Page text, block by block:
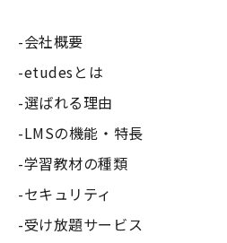
会社概要
etudesとは
選ばれる理由
LMSの機能・特長
学習教材の種類
セキュリティ
受け放題サービス